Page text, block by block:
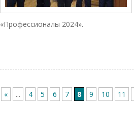
«Профессионалы 2024».
« ... 4 5 6 7 8 9 10 11